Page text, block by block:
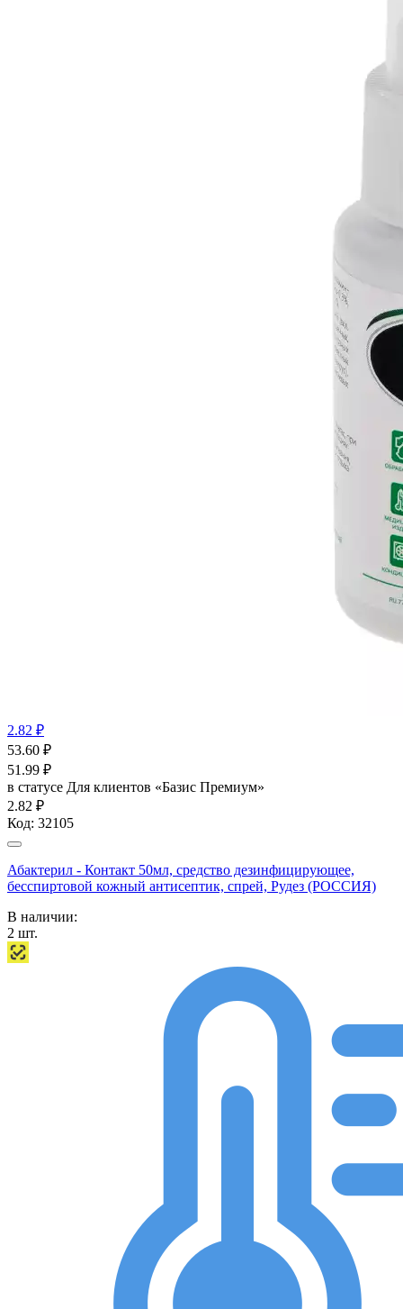
2.82 ₽
53.60 ₽
51.99 ₽
в статусе Для клиентов «Базис Премиум»
2.82 ₽
Код: 32105
Абактерил - Контакт 50мл, средство дезинфицирующее,
бесспиртовой кожный антисептик, спрей, Рудез (РОССИЯ)
В наличии:
2 шт.